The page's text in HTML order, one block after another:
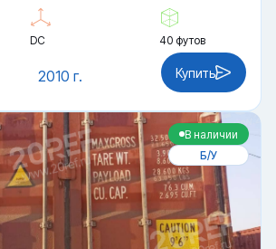
DC 40 футов
2010 г. Купить
В наличии
Б/У